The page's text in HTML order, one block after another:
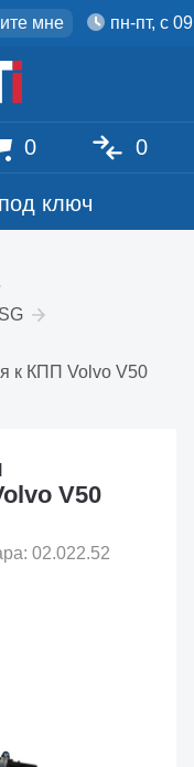
мне пн-пт, с
ключ
0 0
к КПП Volvo V50
V50
02.022.52